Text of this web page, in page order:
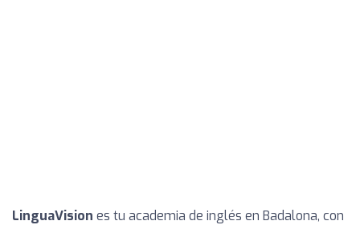
LinguaVision es tu academia de inglés en Badalona, con